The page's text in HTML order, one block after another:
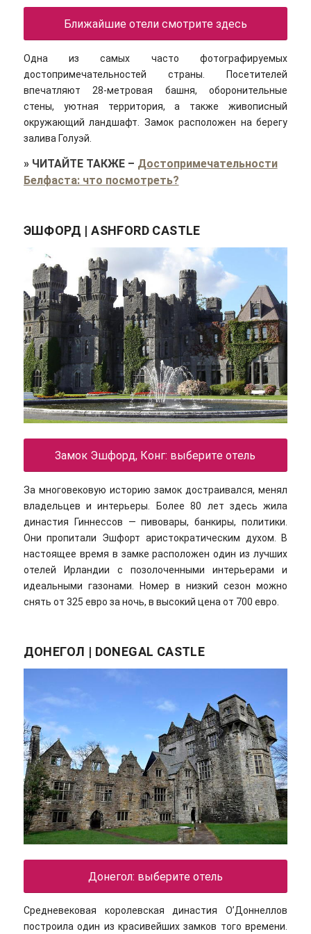
Ближайшие отели смотрите здесь
Одна из самых часто фотографируемых
достопримечательностей страны. Посетителей
впечатляют 28-метровая башня, оборонительные
стены, уютная территория, а также живописный
окружающий ландшафт. Замок расположен на берегу
залива Голуэй.
» ЧИТАЙТЕ ТАКЖЕ– Достопримечательности
Белфаста: что посмотреть?
ЭШФОРД | ASHFORD CASTLE
Замок Эшфорд, Конг: выберите отель
За многовековую историю замок достраивался, менял
владельцев и интерьеры. Более 80 лет здесь жила
династия Гиннессов — пивовары, банкиры, политики.
Они пропитали Эшфорт аристократическим духом. В
настоящее время в замке расположен один из лучших
отелей Ирландии с позолоченными интерьерами и
идеальными газонами. Номер в низкий сезон можно
снять от 325 евро за ночь, в высокий цена от 700 евро.
ДОНЕГОЛ | DONEGAL CASTLE
Донегол: выберите отель
Средневековая королевская династия О’Доннеллов
построила один из красивейших замков того времени.